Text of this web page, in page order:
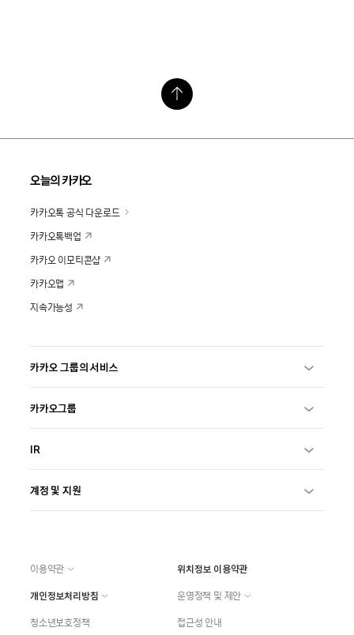
오늘의 카카오
카카오톡 공식 다운로드
카카오톡백업
카카오 이모티콘샵
카카오맵
지속가능성
카카오 그룹의 서비스
카카오그룹
IR
계정 및 지원
이용약관
위치정보 이용약관
개인정보처리방침
운영정책 및 제안
청소년보호정책
접근성 안내